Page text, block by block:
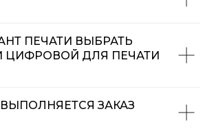
ПЕЧАТИ ВЫБРАТЬ
ЦИФРОВОЙ ДЛЯ ПЕЧАТИ
ЗАКАЗ